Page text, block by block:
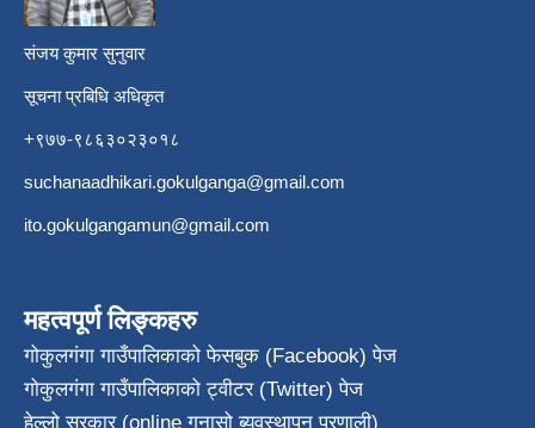
संजय कुमार सुनुवार
सूचना प्रबिधि अधिकृत
+९७७-९८६३०२३०१८
suchanaadhikari.gokulganga@gmail.com
ito.gokulgangamun@gmail.com
महत्वपूर्ण लिङ्कहरु
गोकुलगंगा गाउँपालिकाको फेसबुक (Facebook) पेज
गोकुलगंगा गाउँपालिकाको ट्वीटर (Twitter) पेज
हेल्लो सरकार (online गुनासो ब्यवस्थापन प्रणाली)